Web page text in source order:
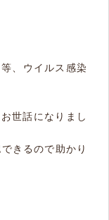
、ウイルス感染
世話になりまし
きるので助かり